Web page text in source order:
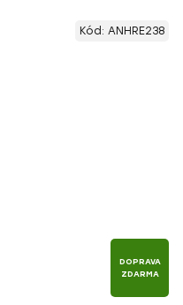
DOPRAVA
ZDARMA
Kód: ANHRE238